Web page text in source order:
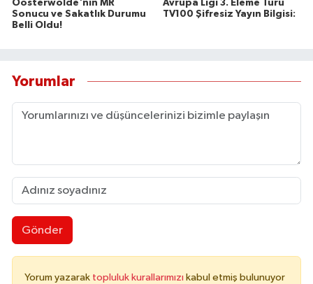
Oosterwolde'nin MR
Sonucu ve Sakatlık Durumu
Belli Oldu!
Avrupa Ligi 3. Eleme Turu
TV100 Şifresiz Yayın Bilgisi:
Yorumlar
Gönder
Yorum yazarak topluluk kurallarımızı kabul etmiş bulunuyor